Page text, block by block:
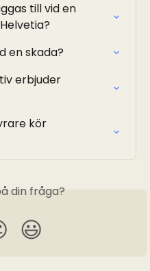
till vid en
en skada?
erbjuder
kör
din fråga?
😃